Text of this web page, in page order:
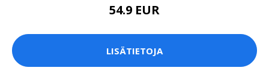
54.9 EUR
LISÄTIETOJA